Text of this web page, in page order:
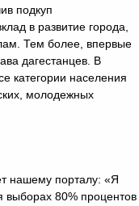
подкуп
в развитие города,
Тем более, впервые
дагестанцев. В
категории населения
молодежных
нашему порталу: «Я
выборах 80% процентов